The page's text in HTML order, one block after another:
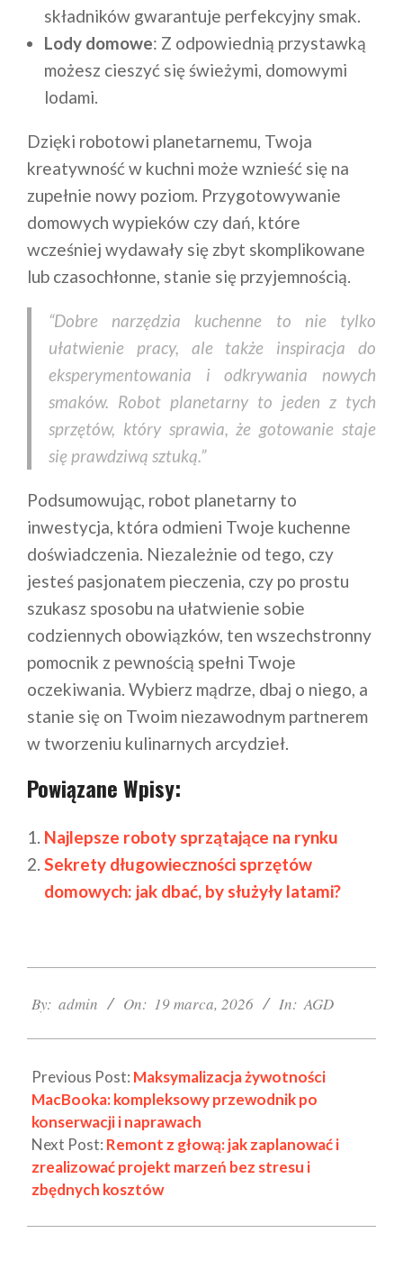
składników gwarantuje perfekcyjny smak.
Lody domowe: Z odpowiednią przystawką
możesz cieszyć się świeżymi, domowymi
lodami.
Dzięki robotowi planetarnemu, Twoja
kreatywność w kuchni może wznieść się na
zupełnie nowy poziom. Przygotowywanie
domowych wypieków czy dań, które
wcześniej wydawały się zbyt skomplikowane
lub czasochłonne, stanie się przyjemnością.
“Dobre narzędzia kuchenne to nie tylko
ułatwienie pracy, ale także inspiracja do
eksperymentowania i odkrywania nowych
smaków. Robot planetarny to jeden z tych
sprzętów, który sprawia, że gotowanie staje
się prawdziwą sztuką.”
Podsumowując, robot planetarny to
inwestycja, która odmieni Twoje kuchenne
doświadczenia. Niezależnie od tego, czy
jesteś pasjonatem pieczenia, czy po prostu
szukasz sposobu na ułatwienie sobie
codziennych obowiązków, ten wszechstronny
pomocnik z pewnością spełni Twoje
oczekiwania. Wybierz mądrze, dbaj o niego, a
stanie się on Twoim niezawodnym partnerem
w tworzeniu kulinarnych arcydzieł.
Powiązane Wpisy:
Najlepsze roboty sprzątające na rynku
Sekrety długowieczności sprzętów
domowych: jak dbać, by służyły latami?
03-
By: admin On: 19 marca, 2026 In: AGD
Previous Post: Maksymalizacja żywotności
MacBooka: kompleksowy przewodnik po
konserwacji i naprawach
Next Post: Remont z głową: jak zaplanować i
zrealizować projekt marzeń bez stresu i
zbędnych kosztów